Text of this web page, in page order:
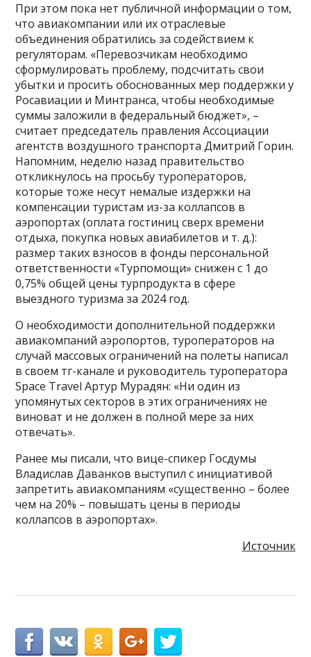
При этом пока нет публичной информации о том,
что авиакомпании или их отраслевые
объединения обратились за содействием к
регуляторам. «Перевозчикам необходимо
сформулировать проблему, подсчитать свои
убытки и просить обоснованных мер поддержки у
Росавиации и Минтранса, чтобы необходимые
суммы заложили в федеральный бюджет», –
считает председатель правления Ассоциации
агентств воздушного транспорта Дмитрий Горин.
Напомним, неделю назад правительство
откликнулось на просьбу туроператоров,
которые тоже несут немалые издержки на
компенсации туристам из-за коллапсов в
аэропортах (оплата гостиниц сверх времени
отдыха, покупка новых авиабилетов и т. д.):
размер таких взносов в фонды персональной
ответственности «Турпомощи» снижен с 1 до
0,75% общей цены турпродукта в сфере
выездного туризма за 2024 год.
О необходимости дополнительной поддержки
авиакомпаний аэропортов, туроператоров на
случай массовых ограничений на полеты написал
в своем тг-канале и руководитель туроператора
Space Travel Артур Мурадян: «Ни один из
упомянутых секторов в этих ограничениях не
виноват и не должен в полной мере за них
отвечать».
Ранее мы писали, что вице-спикер Госдумы
Владислав Даванков выступил с инициативой
запретить авиакомпаниям «существенно – более
чем на 20% – повышать цены в периоды
коллапсов в аэропортах».
Источник